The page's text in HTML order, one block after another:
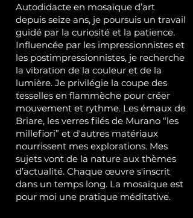
Autodidacte en mosaïque d’art
depuis seize ans, je poursuis un travail
guidé par la curiosité et la patience.
Influencée par les impressionnistes et
les postimpressionnistes, je recherche
la vibration de la couleur et de la
lumière. Je privilégie la coupe des
tesselles en flammèche pour créer
mouvement et rythme. Les émaux de
Briare, les verres filés de Murano “les
millefiori” et d'autres matériaux
nourrissent mes explorations. Mes
sujets vont de la nature aux thèmes
d’actualité. Chaque œuvre s'inscrit
dans un temps long. La mosaïque est
pour moi une pratique méditative.